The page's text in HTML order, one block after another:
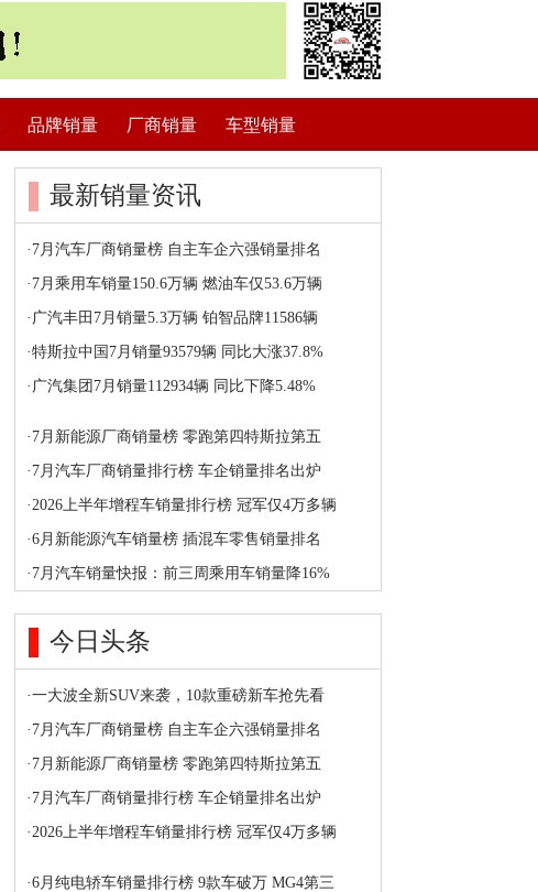
品牌销量 厂商销量 车型销量
最新销量资讯
· 7月汽车厂商销量榜 自主车企六强销量排名
· 7月乘用车销量150.6万辆 燃油车仅53.6万辆
· 广汽丰田7月销量5.3万辆 铂智品牌11586辆
·特斯拉中国7月销量93579辆 同比大涨37.8%
· 广汽集团7月销量112934辆 同比下降5.48%
· 7月新能源厂商销量榜 零跑第四特斯拉第五
· 7月汽车厂商销量排行榜 车企销量排名出炉
·2026上半年增程车销量排行榜 冠军仅4万多辆
·6月新能源汽车销量榜 插混车零售销量排名
· 7月汽车销量快报：前三周乘用车销量降16%
今日头条
·一大波全新SUV来袭，10款重磅新车抢先看
· 7月汽车厂商销量榜 自主车企六强销量排名
· 7月新能源厂商销量榜 零跑第四特斯拉第五
· 7月汽车厂商销量排行榜 车企销量排名出炉
·2026上半年增程车销量排行榜 冠军仅4万多辆
·6月纯电轿车销量排行榜 9款车破万 MG4第三